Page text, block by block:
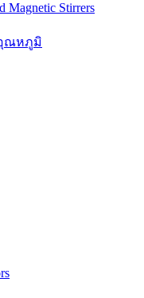
Magnetic Stirrers
อุณหภูมิ